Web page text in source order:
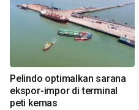
Pelindo optimalkan sarana
ekspor-impor di terminal
peti kemas